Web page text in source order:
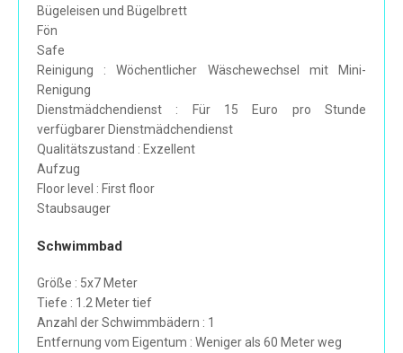
Bügeleisen und Bügelbrett
Fön
Safe
Reinigung : Wöchentlicher Wäschewechsel mit Mini-
Renigung
Dienstmädchendienst : Für 15 Euro pro Stunde
verfügbarer Dienstmädchendienst
Qualitätszustand : Exzellent
Aufzug
Floor level : First floor
Staubsauger
Schwimmbad
Größe : 5x7 Meter
Tiefe : 1.2 Meter tief
Anzahl der Schwimmbädern : 1
Entfernung vom Eigentum : Weniger als 60 Meter weg